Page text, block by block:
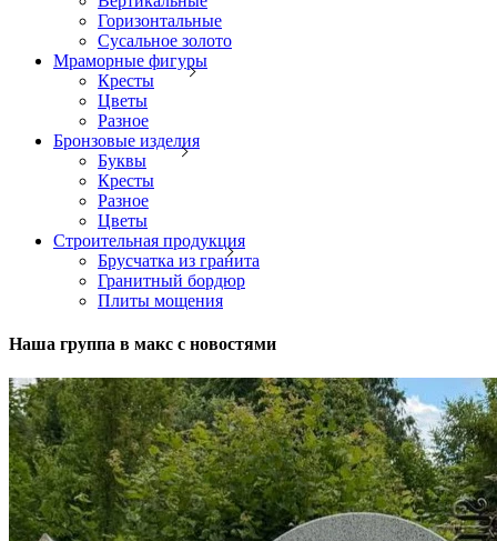
Горизонтальные
Сусальное золото
Мраморные фигуры
Кресты
Цветы
Разное
Бронзовые изделия
Буквы
Кресты
Разное
Цветы
Строительная продукция
Брусчатка из гранита
Гранитный бордюр
Плиты мощения
Наша группа в макс с новостями